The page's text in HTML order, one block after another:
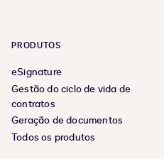
PRODUTOS
eSignature
Gestão do ciclo de vida de
contratos
Geração de documentos
Todos os produtos